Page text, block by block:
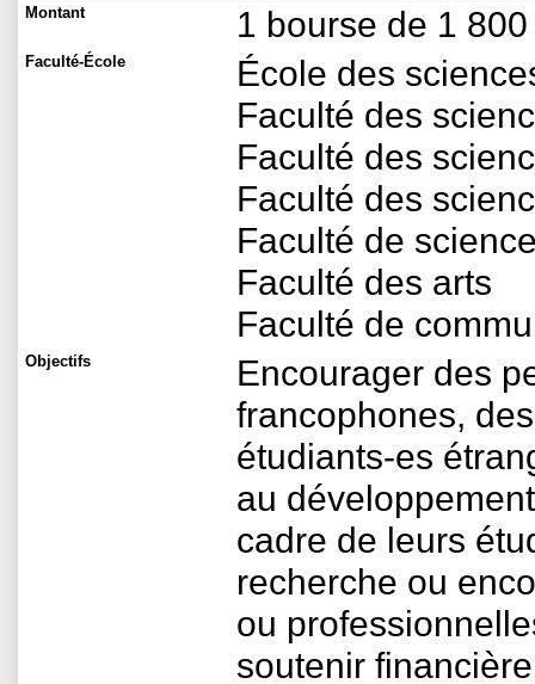
Montant
1 bourse de 1
Faculté-École
École des
Faculté des
Faculté des
Faculté des
Faculté de
Faculté des arts
Faculté de
Objectifs
Encourager des
francophones,
étudiants-es
au
cadre de leurs
recherche ou
ou
soutenir